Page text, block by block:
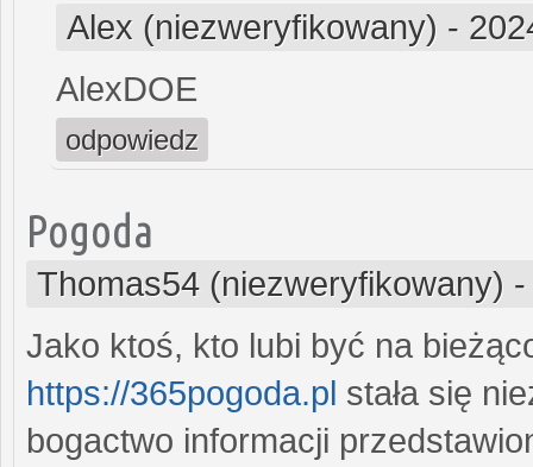
Alex (niezweryfikowany) -
AlexDOE
odpowiedz
Pogoda
Thomas54 (niezweryfikowany)
Jako ktoś, kto lubi być na
https://365pogoda.pl stała się
bogactwo informacji